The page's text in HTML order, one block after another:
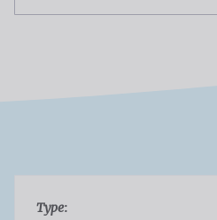
Type: